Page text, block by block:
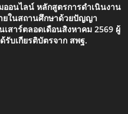
อนไลน์ หลักสูตรการดำเนินงาน
ในสถานศึกษาด้วยปัญญา
เสาร์ตลอดเดือนสิงหาคม 2569 ผู้
รับเกียรติบัตรจาก สพฐ.